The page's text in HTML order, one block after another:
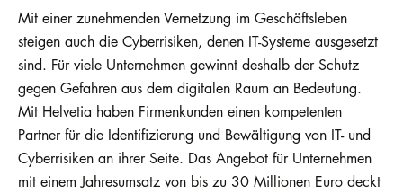
Mit einer zunehmenden Vernetzung im Geschäftsleben
steigen auch die Cyberrisiken, denen IT-Systeme ausgesetzt
sind. Für viele Unternehmen gewinnt deshalb der Schutz
gegen Gefahren aus dem digitalen Raum an Bedeutung.
Mit Helvetia haben Firmenkunden einen kompetenten
Partner für die Identifizierung und Bewältigung von IT- und
Cyberrisiken an ihrer Seite. Das Angebot für Unternehmen
mit einem Jahresumsatz von bis zu 30 Millionen Euro deckt